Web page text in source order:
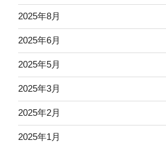
2025年8月
2025年6月
2025年5月
2025年3月
2025年2月
2025年1月